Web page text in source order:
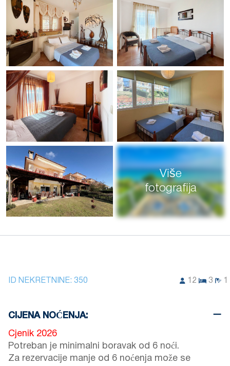
Više
fotografija
ID NEKRETNINE: 350 12 3
CIJENA NOĆENJA:
Cjenik 2026
Potreban je minimalni boravak od 6 noći.
Za rezervacije manje od 6 noćenja može se